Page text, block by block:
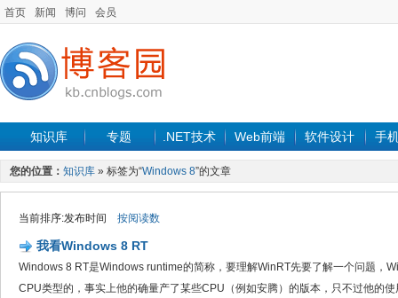
首页 新闻 博问 会员
知识库 专题 .NET技术 Web前端 软件设计 手
您的位置： 知识库 » 标签为“Windows 8”的文章
当前排序:发布时间 按阅读数
我看Windows 8 RT
Windows 8 RT是Windows runtime的简称，要理解WinRT先要了解一个问题，
CPU类型的，事实上他的确量产了某些CPU（例如安腾）的版本，只不过他的